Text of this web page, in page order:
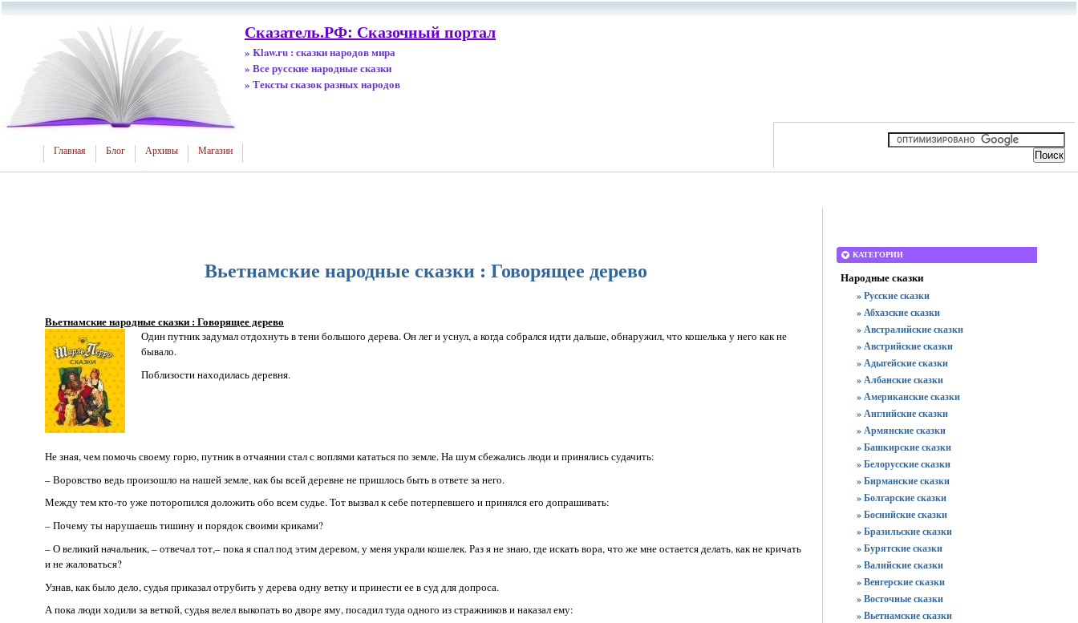
Сказатель.РФ: Сказочный портал
» Klaw.ru : сказки народов мира
» Все русские народные сказки
» Тексты сказок разных народов
Главная Блог Архивы Магазин
Вьетнамские народные сказки : Говорящее дерево
Вьетнамские народные сказки : Говорящее дерево
Один путник задумал отдохнуть в тени большого дерева. Он лег и уснул, а когда собрался идти дальше, обнаружил, что кошелька у него как не
бывало.
Поблизости находилась деревня.
Не зная, чем помочь своему горю, путник в отчаянии стал с воплями кататься по земле. На шум сбежались люди и принялись судачить:
– Воровство ведь произошло на нашей земле, как бы всей деревне не пришлось быть в ответе за него.
Между тем кто-то уже поторопился доложить обо всем судье. Тот вызвал к себе потерпевшего и принялся его допрашивать:
– Почему ты нарушаешь тишину и порядок своими криками?
– О великий начальник, – отвечал тот,– пока я спал под этим деревом, у меня украли кошелек. Раз я не знаю, где искать вора, что же мне остается делать, как не кричать
и не жаловаться?
Узнав, как было дело, судья приказал отрубить у дерева одну ветку и принести ее в суд для допроса.
А пока люди ходили за веткой, судья велел выкопать во дворе яму, посадил туда одного из стражников и наказал ему:
КАТЕГОРИИ
Народные сказки
» Русские сказки
» Абхазские сказки
» Австралийские сказки
» Австрийские сказки
» Адыгейские сказки
» Албанские сказки
» Американские сказки
» Английские сказки
» Армянские сказки
» Башкирские сказки
» Белорусские сказки
» Бирманские сказки
» Болгарские сказки
» Боснийские сказки
» Бразильские сказки
» Бурятские сказки
» Валийские сказки
» Венгерские сказки
» Восточные сказки
» Вьетнамские сказки